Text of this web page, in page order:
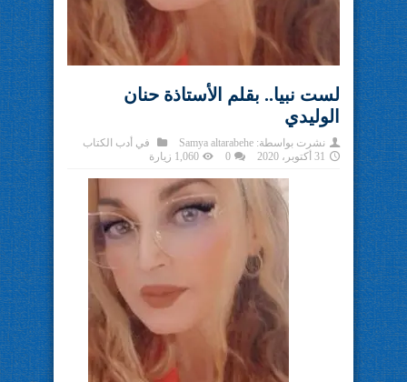
لست نبيا.. بقلم الأستاذة حنان
الوليدي
نشرت بواسطة: Samya altarabehe في أدب الكتاب
31 أكتوبر، 2020
0 1,060 زيارة